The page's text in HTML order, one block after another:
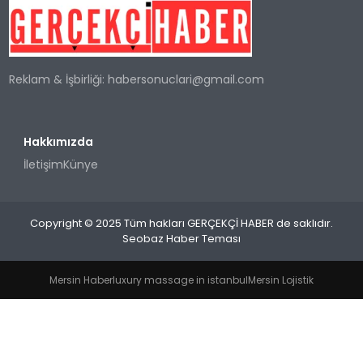
SPOR
TEKNOLOJI
YAŞAM
Reklam & İşbirliği:habersonuclari@gmail.com
Hakkımızda
İletişimKünye
Copyright © 2025 Tüm hakları GERÇEKÇİ HABER de saklıdır.
Seobaz Haber Teması
Mersin Haberluxury massage in istanbulMersin Lojistik